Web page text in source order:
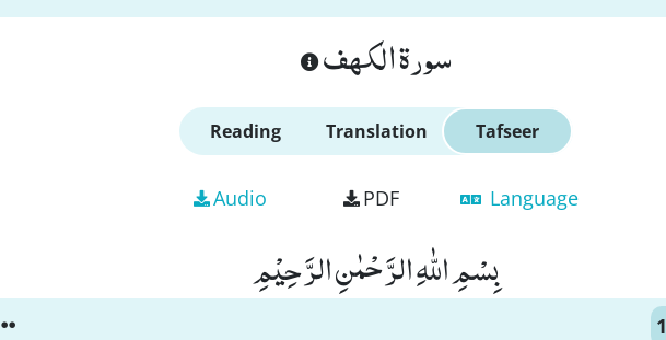
سورة الكهف
Reading Translation Tafseer
Audio PDF Language
بِسْمِ اللّٰهِ الرَّحْمٰنِ الرَّحِیْمِ